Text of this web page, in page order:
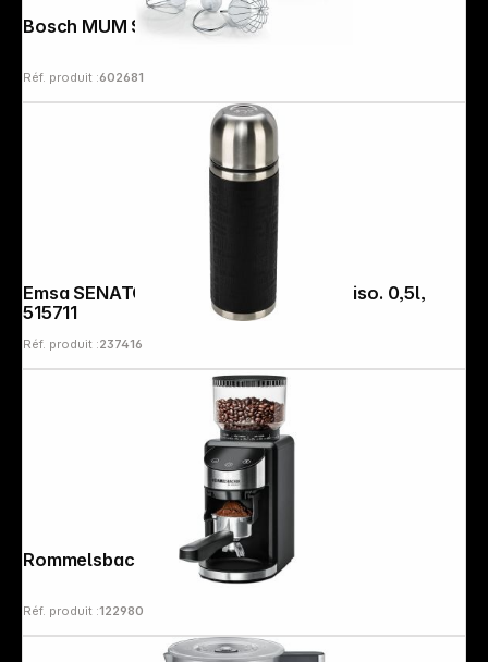
Bosch MUM S2 EW00
Réf. produit :602681
Emsa SENATOR SLEEVE noir Bouteille iso. 0,5l,
515711
Réf. produit :237416
Rommelsbacher EKM 400
Réf. produit :122980